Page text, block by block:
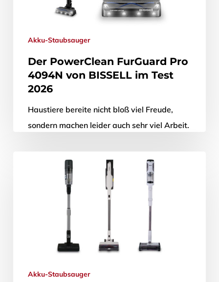
Akku-Staubsauger
Der PowerClean FurGuard Pro
4094N von BISSELL im Test
2026
Haustiere bereite nicht bloß viel Freude,
sondern machen leider auch sehr viel Arbeit.
31. März 2026
Akku-Staubsauger